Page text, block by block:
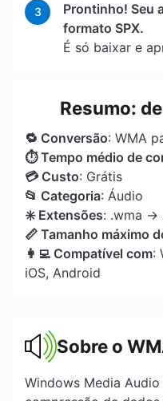
3
Prontinho! Seu
formato SPX.
É só baixar e
Resumo:
🔁 Conversão: WMA
⏱ Tempo médio de
💳 Custo: Grátis
📂 Categoria: Áudio
✳️ Extensões: .wma →
📏 Tamanho máximo
👩‍💻 Compatível com:
iOS, Android
Sobre o
Windows Media